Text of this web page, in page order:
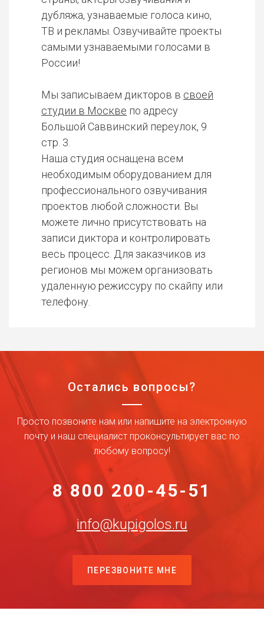
дубляжа, узнаваемые голоса кино,
ТВ и рекламы. Озвучивайте проекты
самыми узнаваемыми голосами в
России!
Мы записываем дикторов в своей
студии в Москве по адресу
Большой Саввинский переулок, 9
стр. 3.
Наша студия оснащена всем
необходимым оборудованием для
профессионального озвучивания
проектов любой сложности. Вы
можете лично присутствовать на
записи диктора и контролировать
весь процесс. Для заказчиков из
регионов мы можем организовать
удаленную режиссуру по скайпу или
телефону.
Остались вопросы?
Просто позвоните нам или напишите на электронную
почту и наш специалист проконсультирует вас по
любому вопросу!
8 800 200-45-51
info@kupigolos.ru
ПЕРЕЗВОНИТЕ МНЕ